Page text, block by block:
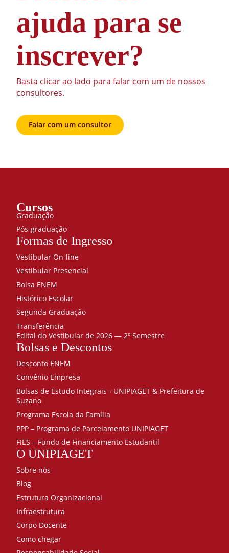
ajuda para se
inscrever?
Basta clicar ao lado para falar com um de nossos
consultores.
Falar com um consultor
Cursos
Graduação
Pós-graduação
Formas de Ingresso
Vestibular On-line
Vestibular Presencial
Bolsa ENEM
Histórico Escolar
Segunda Graduação
Transferência
Edital do Vestibular de 2026 — 2º Semestre
Bolsas e Descontos
Desconto ENEM
Convênio Empresa
Bolsas de Estudo Integrais - UNIPIAGET & Prefeitura de
Suzano
Programa Escola da Família
PPP – Programa de Parcelamento UNIPIAGET
FIES – Fundo de Financiamento Estudantil
O UNIPIAGET
Sobre nós
Blog
Estrutura Organizacional
Infraestrutura
Corpo Docente
Como chegar